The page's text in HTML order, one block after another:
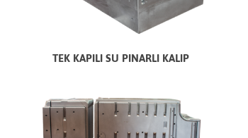
TEK KAPILI SU PINARLI KALIP